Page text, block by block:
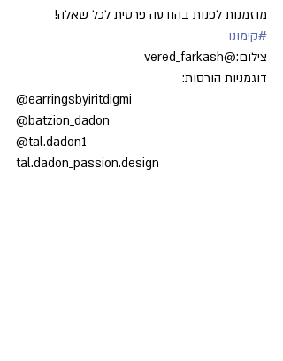
מוזמנות לפנות בהודעה פרטית לכל שאלה!
#קימונו
צילום:@vered_farkash
דוגמניות הורסות:
@earringsbyiritdigmi
@batzion_dadon
@tal.dadon1
tal.dadon_passion.design